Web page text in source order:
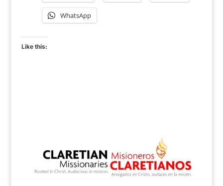
WhatsApp
Like this: